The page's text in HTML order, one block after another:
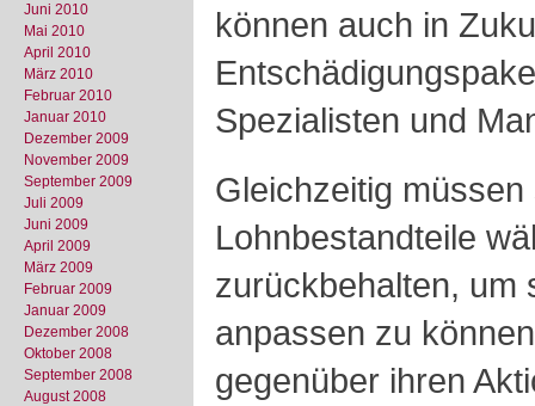
Juni 2010
Mai 2010
April 2010
März 2010
Februar 2010
Januar 2010
Dezember 2009
November 2009
September 2009
Juli 2009
Juni 2009
April 2009
März 2009
Februar 2009
Januar 2009
Dezember 2008
Oktober 2008
September 2008
August 2008
können auch in
Spezialisten und
Gleichzeitig
Lohnbestandteile
zurückbehalten, um
anpassen zu
gegenüber ihren